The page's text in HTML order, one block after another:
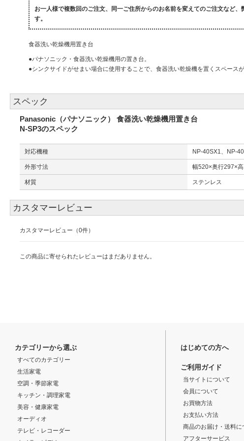
お一人様で複数回のご注文、同一ご住所からのお名前を変えてのご注文など
す。
食器洗い乾燥機用置き台
●パナソニック・食器洗い乾燥機用の置き台。
●シンクサイドがせまい場合に使用することで、食器洗い乾燥機を置くスペースが
スペック
Panasonic（パナソニック） 食器洗い乾燥機用置き台
N-SP3のスペック
対応機種 NP-40SX1、NP-
外形寸法 幅520×奥行297×高
材質 ステンレス
カスタマーレビュー
カスタマーレビュー（0件）
この商品に寄せられたレビューはまだありません。
カテゴリーから選ぶ
すべてのカテゴリー
生活家電
空調・季節家電
キッチン・調理家電
美容・健康家電
オーディオ
テレビ・レコーダー
はじめての方へ
ご利用ガイド
当サイトについて
会員について
お買物方法
お支払い方法
商品のお届け・送料に
アフターサービス